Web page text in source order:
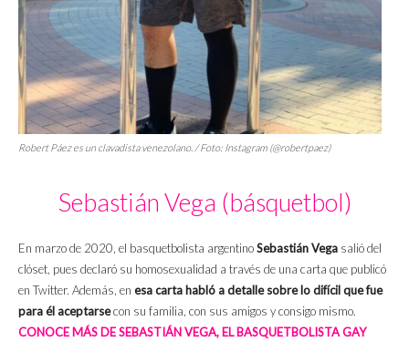
Robert Páez es un clavadista venezolano. / Foto: Instagram (@robertpaez)
Sebastián Vega (básquetbol)
En marzo de 2020, el basquetbolista argentinoSebastián Vega salió del
clóset, pues declaró su homosexualidad a través de una carta que publicó
en Twitter. Además, en esa carta habló a detalle sobre lo difícil que fue
para él aceptarsecon su familia, con sus amigos y consigo mismo.
CONOCE MÁS DE SEBASTIÁN VEGA, EL BASQUETBOLISTA GAY